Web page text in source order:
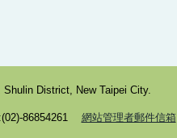
District, New Taipei City.
86854261 網站管理者郵件信箱